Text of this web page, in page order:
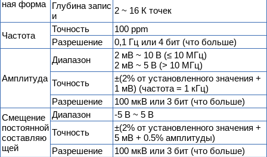
ная форма
Глубина запис
и
2 ~ 16 К точек
Частота
Точность
100 ppm
Разрешение
0,1 Гц или 4 бит (что больше)
Амплитуда
Диапазон
2 мВ ~ 10 В (≤ 10 МГц)
2 мВ ~ 5 В (> 10 МГц)
Точность
±(2% от установленного значения +
1 мВ) (частота = 1 кГц)
Разрешение
100 мкВ или 3 бит (что больше)
Смещение
постоянной
составляю
щей
Диапазон
-5 В ~ 5 В
Точность
±(2% от установленного значения +
5 мВ + 0.5% амплитуды)
Разрешение
100 мкВ или 3 бит (что больше)